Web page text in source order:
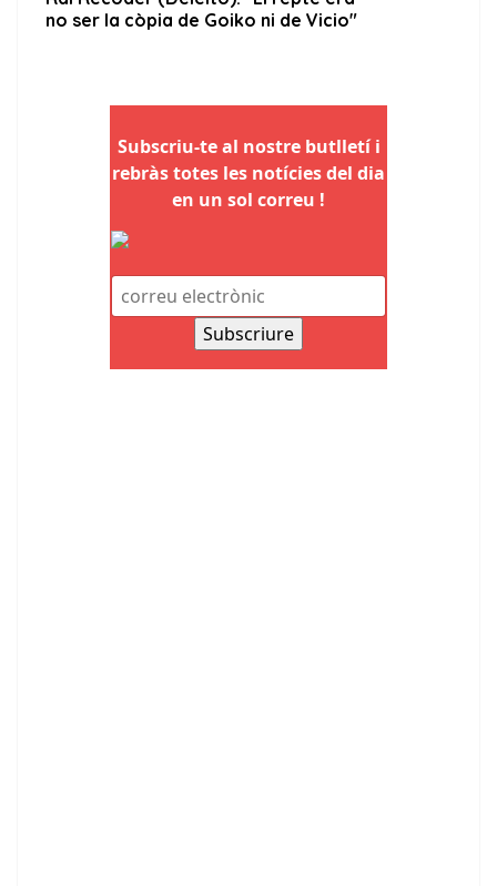
Subscriu-te al nostre butlletí i
rebràs totes les notícies del dia
en un sol correu !